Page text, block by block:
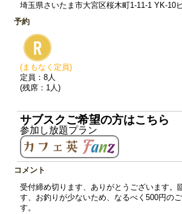
埼玉県さいたま市大宮区桜木町1-11-1 YK-10
予約
(まもなく定員)
定員：8人
(残席：1人)
サブスクご希望の方はこちら
参加し放題プラン
コメント
受付締め切ります、ありがとうございます。
す、お釣りが少ないため、なるべく500円の
す。